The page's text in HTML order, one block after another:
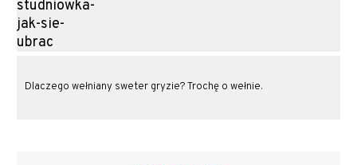
Dlaczego wełniany sweter gryzie? Trochę o wełnie.